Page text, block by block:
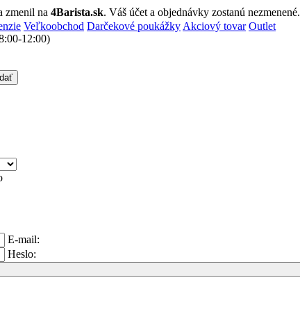
zmenil na 4Barista.sk. Váš účet a objednávky zostanú nezmenené.
Veľkoobchod Darčekové poukážky Akciový tovar Outlet
12:00)
E-mail:
Heslo: